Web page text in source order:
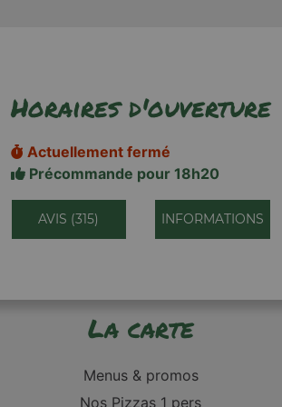
Horaires d'ouverture
Actuellement fermé
Précommande pour 18h20
AVIS (315) INFORMATIONS
La carte
Menus & promos
Nos Pizzas 1 pers